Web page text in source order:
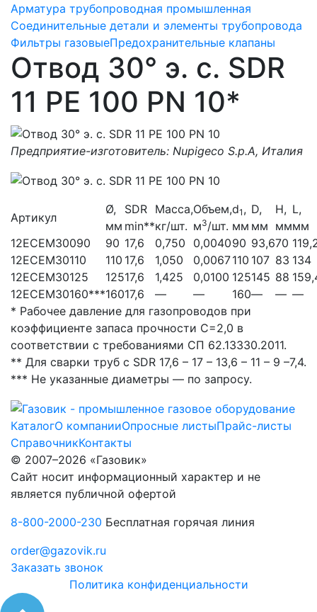
Арматура трубопроводная промышленная
Соединительные детали и элементы трубопровода
Фильтры газовыеПредохранительные клапаны
Отвод 30° э. с. SDR
11 PE 100 PN 10*
Предприятие-изготовитель: Nupigeco S.p.A, Италия
Артикул
Ø,
мм
SDR
min**
Масса,
кг/шт.
Объем,
м3/шт.
d1 ,
мм
D,
мм
H,
мм
L,
мм
12ECEM30090
12ECEM30110
12ECEM30125
12ECEM30160***
90
110
125
160
17,6
17,6
17,6
17,6
0,750
1,050
1,425
—
0,0040
0,0067
0,0100
—
90
110
125
160
93,6
107
145
—
70
83
88
—
134
—
* Рабочее давление для газопроводов при
коэффициенте запаса прочности С=2,0 в
соответствии с требованиями СП 62.13330.2011.
** Для сварки труб с SDR 17,6 – 17 – 13,6 – 11 – 9 –7,4.
*** Не указанные диаметры — по запросу.
КаталогО компанииОпросные листыПрайс-листы
СправочникКонтакты
© 2007–2026 «Газовик»
Сайт носит информационный характер и не
является публичной офертой
8-800-2000-230 Бесплатная горячая линия
order@gazovik.ru
Заказать звонок
Политика конфиденциальности